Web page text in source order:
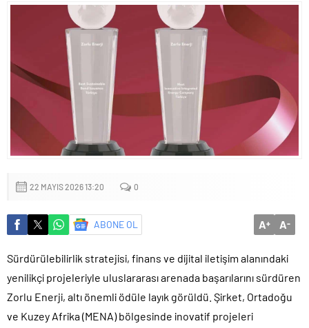
Destekliyoruz”
Torbalı’nın kuru domates emekçileri yalnız bırakılmadı
Küçük işletmeler büyük siber risklerle karşı karşıya
22 MAYIS 2026 13:20 0
ABONE OL A+ A-
Sürdürülebilirlik stratejisi, finans ve dijital iletişim alanındaki
yenilikçi projeleriyle uluslararası arenada başarılarını sürdüren
Zorlu Enerji, altı önemli ödüle layık görüldü. Şirket, Ortadoğu
ve Kuzey Afrika (MENA) bölgesinde inovatif projeleri